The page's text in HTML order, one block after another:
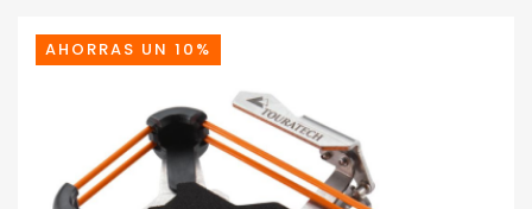
139,82€.125,84€.
AHORRAS UN 10%